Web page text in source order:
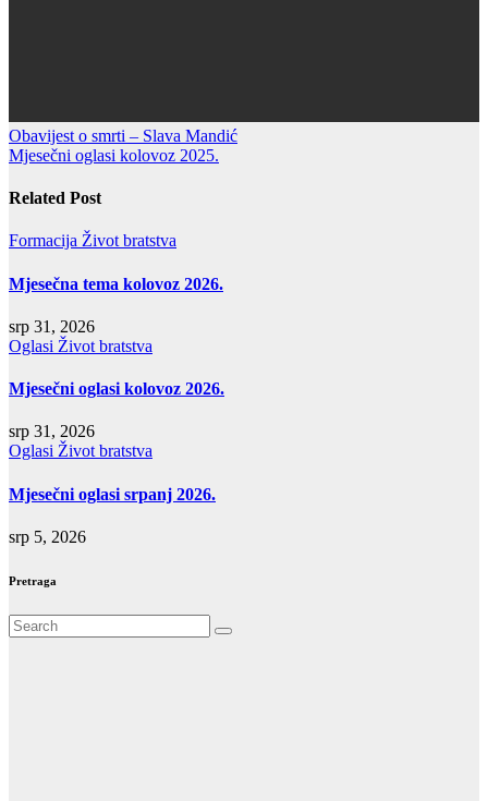
Navigacija
objava
Obavijest o smrti – Slava Mandić
Mjesečni oglasi kolovoz 2025.
Related Post
Formacija Život bratstva
Mjesečna tema kolovoz 2026.
srp 31, 2026
Oglasi Život bratstva
Mjesečni oglasi kolovoz 2026.
srp 31, 2026
Oglasi Život bratstva
Mjesečni oglasi srpanj 2026.
srp 5, 2026
Pretraga